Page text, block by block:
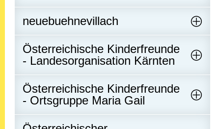
neuebuehnevillach
Österreichische Kinderfreunde
- Landesorganisation Kärnten
Österreichische Kinderfreunde
- Ortsgruppe Maria Gail